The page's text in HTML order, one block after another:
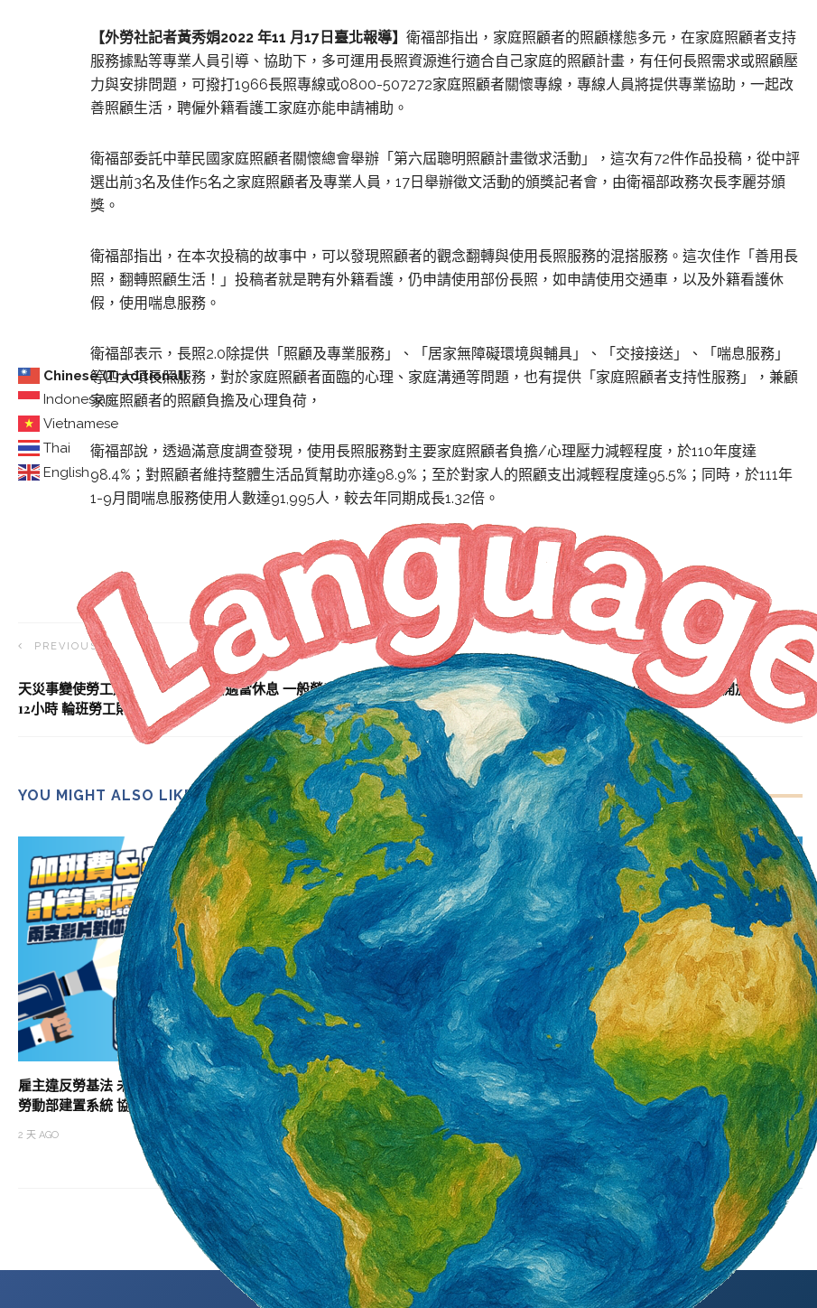
Chinese (Traditional)
Indonesian
Vietnamese
Thai
English
【外勞社記者黃秀娟2022 年11 月17日臺北報導】 衛福部指出，家庭照顧者的照顧樣態多元，在家庭照顧者支持
服務據點等專業人員引導、協助下，多可運用長照資源進行適合自己家庭的照顧計畫，有任何長照需求或照顧壓
力與安排問題，可撥打1966長照專線或0800-507272家庭照顧者關懷專線，專線人員將提供專業協助，一起改
善照顧生活，聘僱外籍看護工家庭亦能申請補助。
衛福部委託中華民國家庭照顧者關懷總會舉辦「第六屆聰明照顧計畫徵求活動」，這次有72件作品投稿，從中評
選出前3名及佳作5名之家庭照顧者及專業人員，17日舉辦徵文活動的頒獎記者會，由衛福部政務次長李麗芬頒
獎。
衛福部指出，在本次投稿的故事中，可以發現照顧者的觀念翻轉與使用長照服務的混搭服務。這次佳作「善用長
照，翻轉照顧生活！」投稿者就是聘有外籍看護，仍申請使用部份長照，如申請使用交通車，以及外籍看護休
假，使用喘息服務。
衛福部表示，長照2.0除提供「照顧及專業服務」、「居家無障礙環境與輔具」、「交接接送」、「喘息服務」
等四大項長照服務，對於家庭照顧者面臨的心理、家庭溝通等問題，也有提供「家庭照顧者支持性服務」，兼顧
家庭照顧者的照顧負擔及心理負荷，
衛福部說，透過滿意度調查發現，使用長照服務對主要家庭照顧者負擔/心理壓力減輕程度，於110年度達
98.4%；對照顧者維持整體生活品質幫助亦達98.9%；至於對家人的照顧支出減輕程度達95.5%；同時，於111年
1-9月間喘息服務使用人數達91,995人，較去年同期成長1.32倍。
PREVIOUS ARTICLE
天災事變使勞工加班 事後雇主應給適當休息 一般勞工原則休息
12小時 輪班勞工則縮短
NEXT ARTICLE
印辦處12/11台中行動服務 開放護照預約
YOU MIGHT ALSO LIKE
雇主違反勞基法 未依法給付加班費居冠
勞動部建置系統 協助勞雇快速試算加班費
2 天 AGO
助攻職涯升級 北分署產投下半年開辦900
班次
2 天 AGO
營造類移工6月底突破3萬5千人 年增1千8
百人 一般營造增加最多
2 天 AGO